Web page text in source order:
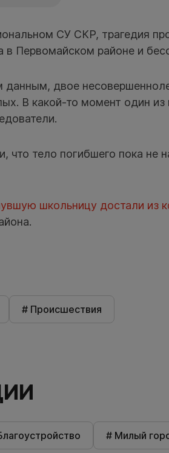
СУ СКР, трагедия
в Первомайском районе и
данным, двое
В какой-то момент один
что тело погибшего пока не
школьницу достали из
# Происшествия
# Милый